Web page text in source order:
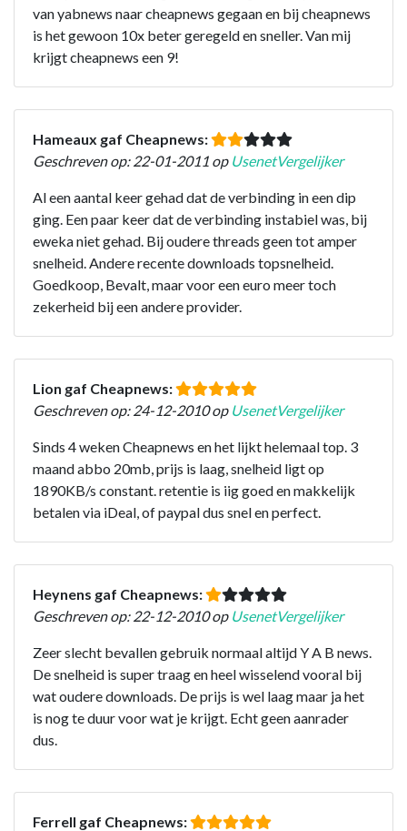
van yabnews naar cheapnews gegaan en bij cheapnews
is het gewoon 10x beter geregeld en sneller. Van mij
krijgt cheapnews een 9!
Hameaux gaf Cheapnews:
Geschreven op: 22-01-2011 op UsenetVergelijker
Al een aantal keer gehad dat de verbinding in een dip
ging. Een paar keer dat de verbinding instabiel was, bij
eweka niet gehad. Bij oudere threads geen tot amper
snelheid. Andere recente downloads topsnelheid.
Goedkoop, Bevalt, maar voor een euro meer toch
zekerheid bij een andere provider.
Lion gaf Cheapnews:
Geschreven op: 24-12-2010 op UsenetVergelijker
Sinds 4 weken Cheapnews en het lijkt helemaal top. 3
maand abbo 20mb, prijs is laag, snelheid ligt op
1890KB/s constant. retentie is iig goed en makkelijk
betalen via iDeal, of paypal dus snel en perfect.
Heynens gaf Cheapnews:
Geschreven op: 22-12-2010 op UsenetVergelijker
Zeer slecht bevallen gebruik normaal altijd Y A B news.
De snelheid is super traag en heel wisselend vooral bij
wat oudere downloads. De prijs is wel laag maar ja het
is nog te duur voor wat je krijgt. Echt geen aanrader
dus.
Ferrell gaf Cheapnews: